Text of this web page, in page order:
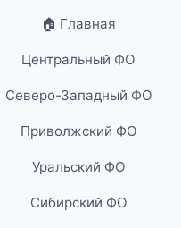
🏠 Главная
Центральный ФО
Северо-Западный ФО
Приволжский ФО
Уральский ФО
Сибирский ФО